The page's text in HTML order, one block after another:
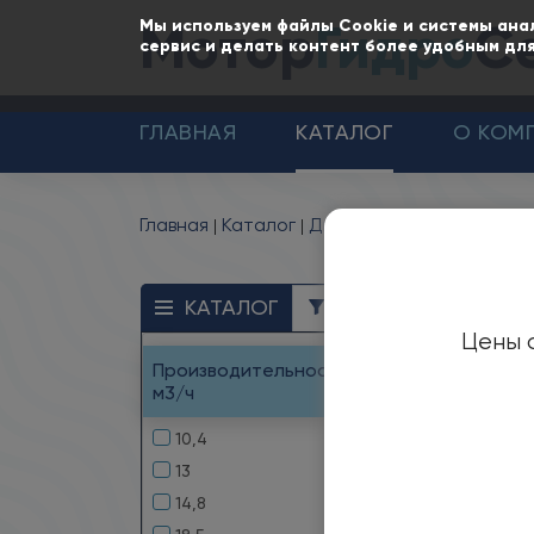
Мы используем файлы Cookie и системы
сервис и делать контент более удобным
МоторГидро
ГЛАВНАЯ КАТАЛОГ О
Главная Каталог Дымососы и вентиляция
КАТАЛОГ
Производительность, тыс.
м3/ч
10,4
13
14,8
Цены